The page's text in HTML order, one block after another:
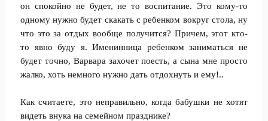
он спокойно не будет, не то воспитание. Это кому-то
одному нужно будет скакать с ребенком вокруг стола, ну
что это за отдых вообще получится? Причем, этот кто-
то явно буду я. Именинница ребенком заниматься не
будет точно, Варвара захочет поесть, а сына мне просто
жалко, хоть немного нужно дать отдохнуть и ему!..
Как считаете, это неправильно, когда бабушки не хотят
видеть внука на семейном празднике?